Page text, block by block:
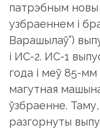
патрэбным
узбраеннем і
Варашылаў”)
і ИС-2. ИС-1
года і меў 85-мм
магутная
ўзбраенне.
разгорнуты